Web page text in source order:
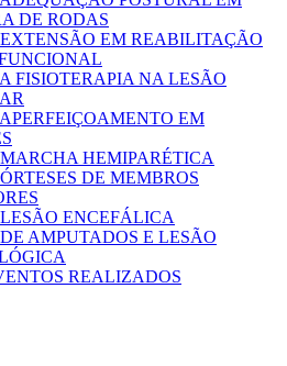
DE RODAS
EM REABILITAÇÃO
FISIOTERAPIA NA LESÃO
EM
HEMIPARÉTICA
DE MEMBROS
ENCEFÁLICA
AMPUTADOS E LESÃO
REALIZADOS